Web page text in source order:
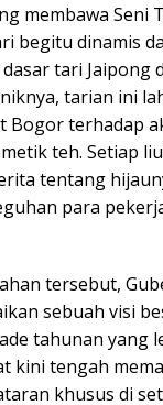
membawa Seni
begitu dinamis
tari Jaipong
tarian ini
Bogor terhadap
teh. Setiap
tentang
para
tersebut,
sebuah visi
tahunan yang
kini tengah
khusus di